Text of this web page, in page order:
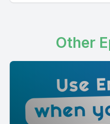
Other